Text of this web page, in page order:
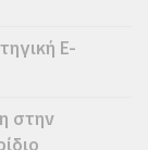
E-
στην